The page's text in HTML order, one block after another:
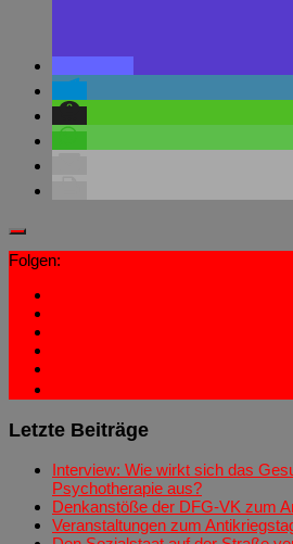
Folgen:
Letzte Beiträge
Interview: Wie wirkt sich das
Psychotherapie aus?
Denkanstöße der DFG-VK zum
Veranstaltungen zum